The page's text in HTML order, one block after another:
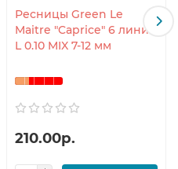
Ресницы Green Le
Maitre "Caprice" 6 линий
L 0.10 MIX 7-12 мм
210.00р.